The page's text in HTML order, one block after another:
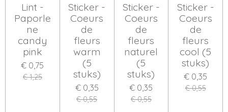
Lint -
Paporle
ne
candy
pink
€ 0,75
€ 1,25
Sticker -
Coeurs
de
fleurs
warm
(5
stuks)
€ 0,35
€ 0,55
Sticker -
Coeurs
de
fleurs
naturel
(5
stuks)
€ 0,35
€ 0,55
Sticker -
Coeurs
de
fleurs
cool (5
stuks)
€ 0,35
€ 0,55